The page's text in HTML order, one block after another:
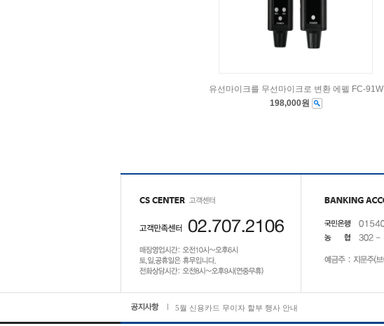
유선마이크를 무선마이크로 변환 에펠 FC-91W
198,000원
5월 신용카드 무이자 할부 행사 안내